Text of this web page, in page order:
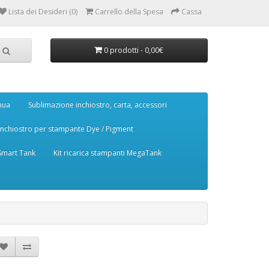
Lista dei Desideri (0) Carrello della Spesa Cassa
0 prodotti - 0,00€
Sublimazione inchiostro, carta, accessori
per stampante Dye / Pigment
Tank Kit ricarica stampanti MegaTank